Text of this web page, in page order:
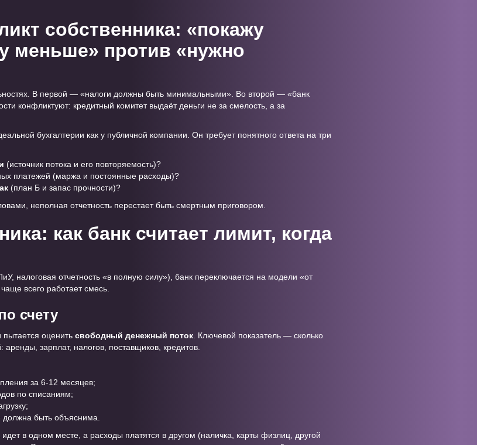
собственника: «покажу
меньше» против «нужно
В первой — «налоги должны быть минимальными». Во второй — «банк
конфликтуют: кредитный комитет выдаёт деньги не за смелость, а за
бухгалтерии как у публичной компании. Он требует понятного ответа на три
(источник потока и его повторяемость)?
платежей (маржа и постоянные расходы)?
(план Б и запас прочности)?
неполная отчетность перестает быть смертным приговором.
как банк считает лимит, когда
налоговая отчетность «в полную силу»), банк переключается на модели «от
всего работает смесь.
счету
оценить свободный денежный поток . Ключевой показатель — сколько
зарплат, налогов, поставщиков, кредитов.
за 6-12 месяцев;
по списаниям;
быть объяснима.
в одном месте, а расходы платятся в другом (наличка, карты физлиц, другой